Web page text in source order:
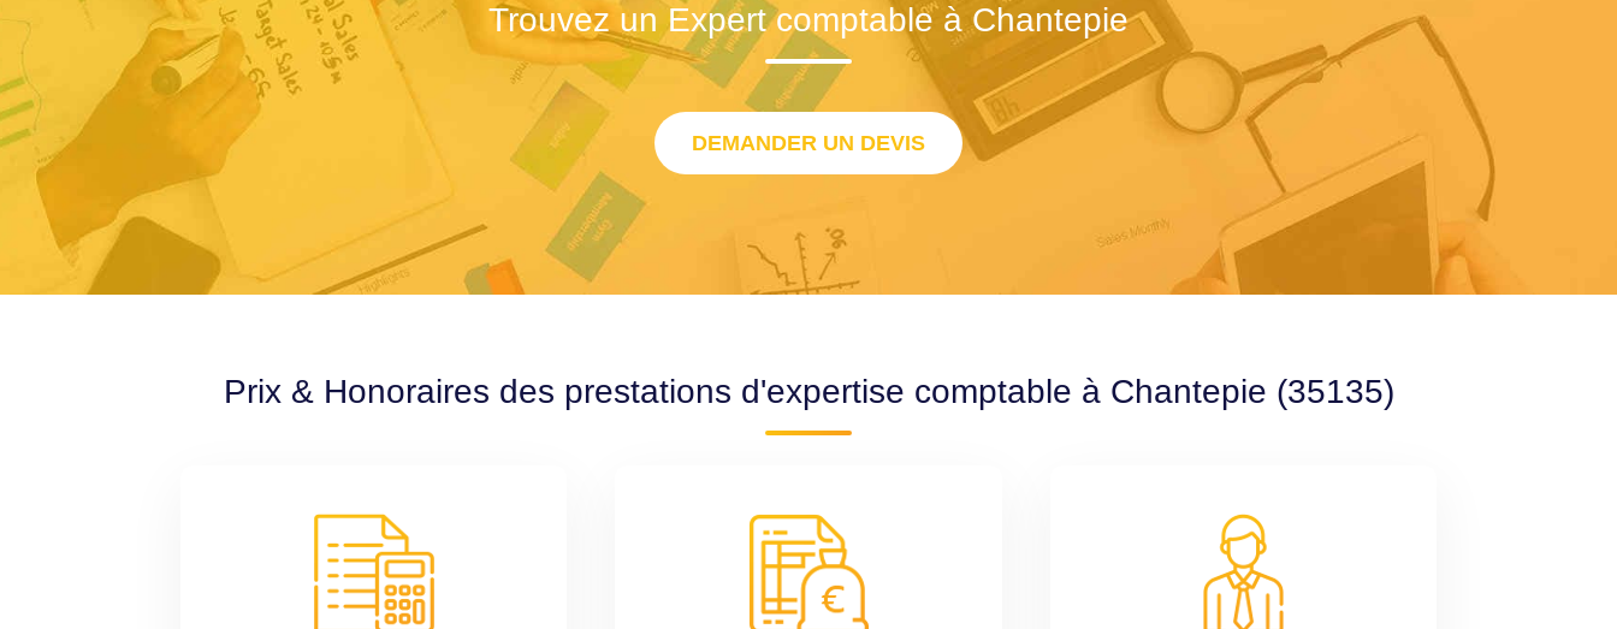
Trouvez un Expert comptable à Chantepie
DEMANDER UN DEVIS
Prix & Honoraires des prestations d'expertise comptable à Chantepie (35135)